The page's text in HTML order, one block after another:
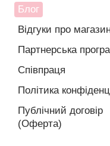
Блог
Відгуки про
Партнерська
Співпраця
Політика
Публічний договір
(Оферта)